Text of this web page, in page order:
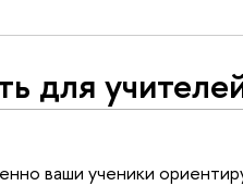
для
ваши ученики